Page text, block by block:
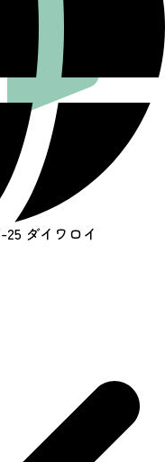
ダイワロイ